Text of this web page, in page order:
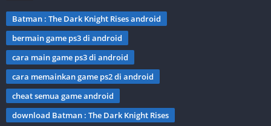
Batman : The Dark Knight Rises android
bermain game ps3 di android
cara main game ps3 di android
cara memainkan game ps2 di android
cheat semua game android
download Batman : The Dark Knight Rises